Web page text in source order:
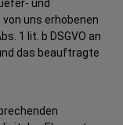
und
uns erhobenen
1 lit. b DSGVO an
das beauftragte